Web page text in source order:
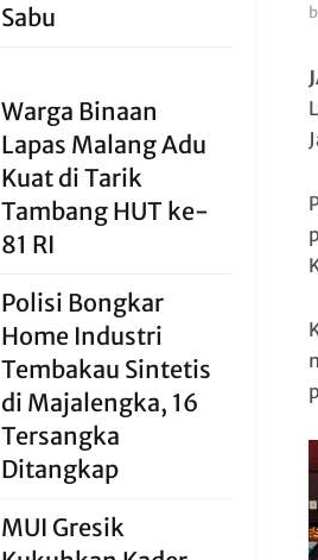
Sabu
Warga Binaan
Lapas Malang Adu
Kuat di Tarik
Tambang HUT ke-
81 RI
Polisi Bongkar
Home Industri
Tembakau Sintetis
di Majalengka, 16
Tersangka
Ditangkap
MUI Gresik